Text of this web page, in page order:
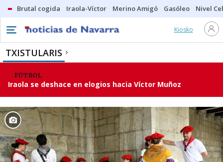
Brutal cogida Iraola-Víctor Merino Amigó Gasóleo Nivel
Kiosko
TXISTULARIS
FÚTBOL
Iraola se deshace en elogios hacia Víctor Muñoz